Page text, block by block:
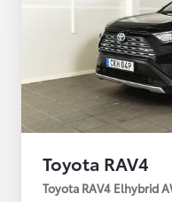
Toyota RAV4
Toyota RAV4 Elhybrid